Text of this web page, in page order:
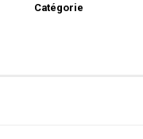
Catégorie